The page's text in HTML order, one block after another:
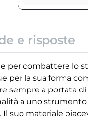
e risposte
per combattere lo
la sua forma
sempre a portata di
a uno
Il suo materiale